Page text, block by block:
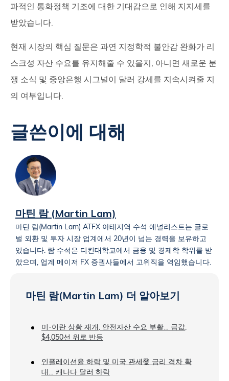
파적인 통화정책 기조에 대한 기대감으로 인해 지지세를
받았습니다.
현재 시장의 핵심 질문은 과연 지정학적 불안감 완화가 리
스크성 자산 수요를 유지해줄 수 있을지, 아니면 새로운 분
쟁 소식 및 중앙은행 시그널이 달러 강세를 지속시켜줄 지
의 여부입니다.
글쓴이에 대해
마틴 람 (Martin Lam)
마틴 람(Martin Lam) ATFX 아태지역 수석 애널리스트는 글로
벌 외환 및 투자 시장 업계에서 20년이 넘는 경력을 보유하고
있습니다. 람 수석은 디킨대학교에서 금융 및 경제학 학위를 받
았으며, 업계 메이저 FX 증권사들에서 고위직을 역임했습니다.
마틴 람(Martin Lam) 더 알아보기
미-이란 상황 재개, 안전자산 수요 부활… 금값,
$4,050선 위로 반등
인플레이션율 하락 및 미국 관세發 금리 격차 확
대… 캐나다 달러 하락